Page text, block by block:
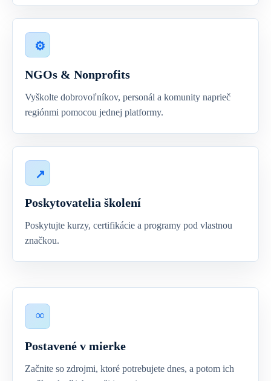
NGOs & Nonprofits
Vyškolte dobrovoľníkov, personál a komunity naprieč
regiónmi pomocou jednej platformy.
Poskytovatelia školení
Poskytujte kurzy, certifikácie a programy pod vlastnou
značkou.
Postavené v mierke
Začnite so zdrojmi, ktoré potrebujete dnes, a potom ich